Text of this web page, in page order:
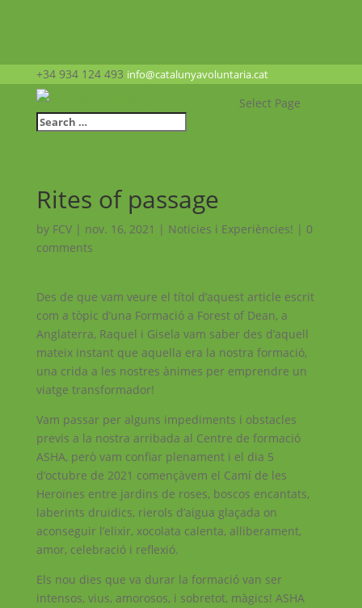
+34 934 124 493 info@catalunyavoluntaria.cat
Select Page
Rites of passage
by FCV| nov. 16, 2021 | Noticies i Experiències! | 0
comments
Des de que vam veure el títol d’aquest article escrit
com a tòpic d’una Formació a Forest of Dean, a
Anglaterra, Raquel i Gisela vam saber des d’aquell
mateix instant que aquella era la nostra formació,
una crida a les nostres ànimes per emprendre un
viatge transformador!
Vam passar per alguns impediments i obstacles
previs a la nostra arribada al Centre de formació
ASHA, però vam confiar plenament i el dia 5
d’octubre de 2021 començàvem el Camí de les
Heroïnes entre jardins de roses, boscos encantats,
laberints druidics, rierols d’aigua glaçada on
aconseguir l’elixir, xocolata calenta, alliberament,
amor, celebració i reflexió.
Els nou dies que va durar la formació van ser
intensos, vius, amorosos, i sobretot, màgics! ASHA